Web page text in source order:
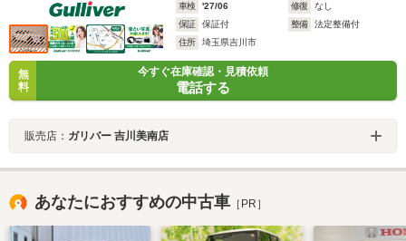
車検
'27/06 修復
なし
保証
保証付 整備
法定整備付
住所
埼玉県吉川市
無
料
今すぐ在庫確認・見積依頼
電話する
販売店： ガリバー 吉川美南店
あなたにおすすめの中古車 ［PR］